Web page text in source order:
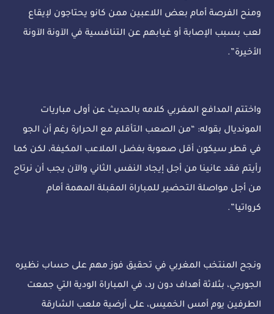
ومنح الفرصة أمام بعض اللاعبين ممن كانو يحتاجون لإيقاع
لعب بسبب الإصابة أو غيابهم عن التنافسية في الآونة الآونة
الأخيرة”.
واختتم المدافع المغربي كلامه بالحديث عن أولى مباريات
المونديال بقوله: “من الصعب التأقلم مع الحرارة رغم أن الجو
في قطر سيكون أقل صعوبة بفضل الملاعب المكيفة، لكن كما
رأيتم فقد عانينا من أجل إيجاد النفس الثاني والآن يجب أن نرتاح
من أجل مواصلة التحضير للمباراة المقبلة المهمة أمام
كرواتيا”.
ونجح المنتخب المغربي في تحقيق فوز مهم على حساب نظيره
الجورجي، بثلاثة أهداف دون رد، في المباراة الودية التي جمعت
الطرفين يوم أمس الخميس، على أرضية ملعب الشارقة